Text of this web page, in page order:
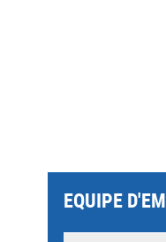
EQUIPE D'EM